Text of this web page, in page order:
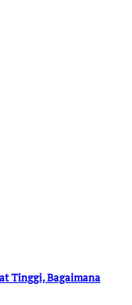
Tinggi, Bagaimana